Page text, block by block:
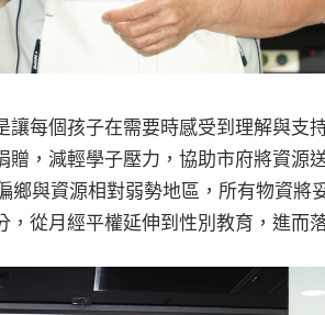
讓每個孩子在需要時感受到理解與支
贈，減輕學子壓力，協助市府將資源
與資源相對弱勢地區，所有物資將
，從月經平權延伸到性別教育，進而